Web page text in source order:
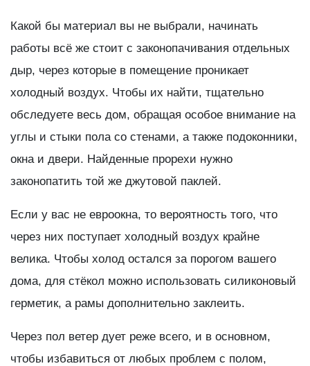
Какой бы материал вы не выбрали, начинать
работы всё же стоит с законопачивания отдельных
дыр, через которые в помещение проникает
холодный воздух. Чтобы их найти, тщательно
обследуете весь дом, обращая особое внимание на
углы и стыки пола со стенами, а также подоконники,
окна и двери. Найденные прорехи нужно
законопатить той же джутовой паклей.
Если у вас не евроокна, то вероятность того, что
через них поступает холодный воздух крайне
велика. Чтобы холод остался за порогом вашего
дома, для стёкол можно использовать силиконовый
герметик, а рамы дополнительно заклеить.
Через пол ветер дует реже всего, и в основном,
чтобы избавиться от любых проблем с полом,